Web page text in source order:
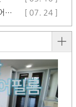
· 인테리어필름과 도배가 아파트에서 어떻…
[ 07. 24 ]